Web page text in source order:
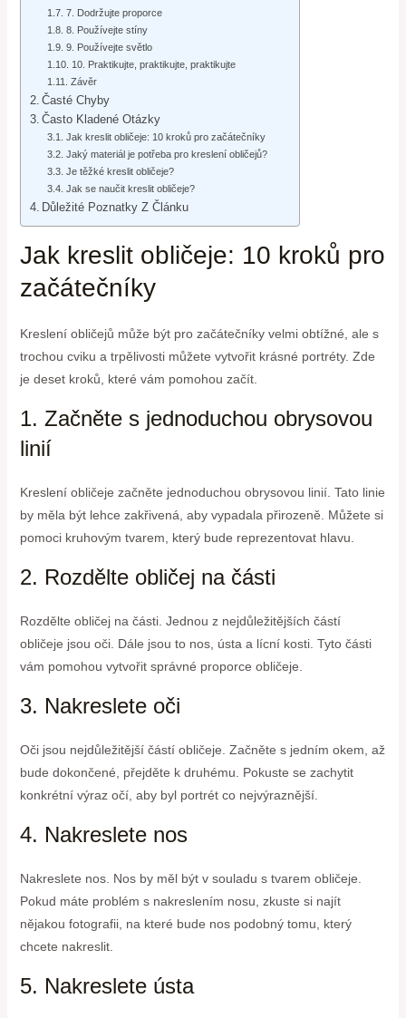
7. Dodržujte proporce
8. Používejte stíny
9. Používejte světlo
10. Praktikujte, praktikujte, praktikujte
Závěr
Časté Chyby
Často Kladené Otázky
Jak kreslit obličeje: 10 kroků pro začátečníky
Jaký materiál je potřeba pro kreslení obličejů?
Je těžké kreslit obličeje?
Jak se naučit kreslit obličeje?
Důležité Poznatky Z Článku
Jak kreslit obličeje: 10 kroků pro
začátečníky
Kreslení obličejů může být pro začátečníky velmi obtížné, ale s
trochou cviku a trpělivosti můžete vytvořit krásné portréty. Zde
je deset kroků, které vám pomohou začít.
1. Začněte s jednoduchou obrysovou
linií
Kreslení obličeje začněte jednoduchou obrysovou linií. Tato linie
by měla být lehce zakřivená, aby vypadala přirozeně. Můžete si
pomoci kruhovým tvarem, který bude reprezentovat hlavu.
2. Rozdělte obličej na části
Rozdělte obličej na části. Jednou z nejdůležitějších částí
obličeje jsou oči. Dále jsou to nos, ústa a lícní kosti. Tyto části
vám pomohou vytvořit správné proporce obličeje.
3. Nakreslete oči
Oči jsou nejdůležitější částí obličeje. Začněte s jedním okem, až
bude dokončené, přejděte k druhému. Pokuste se zachytit
konkrétní výraz očí, aby byl portrét co nejvýraznější.
4. Nakreslete nos
Nakreslete nos. Nos by měl být v souladu s tvarem obličeje.
Pokud máte problém s nakreslením nosu, zkuste si najít
nějakou fotografii, na které bude nos podobný tomu, který
chcete nakreslit.
5. Nakreslete ústa